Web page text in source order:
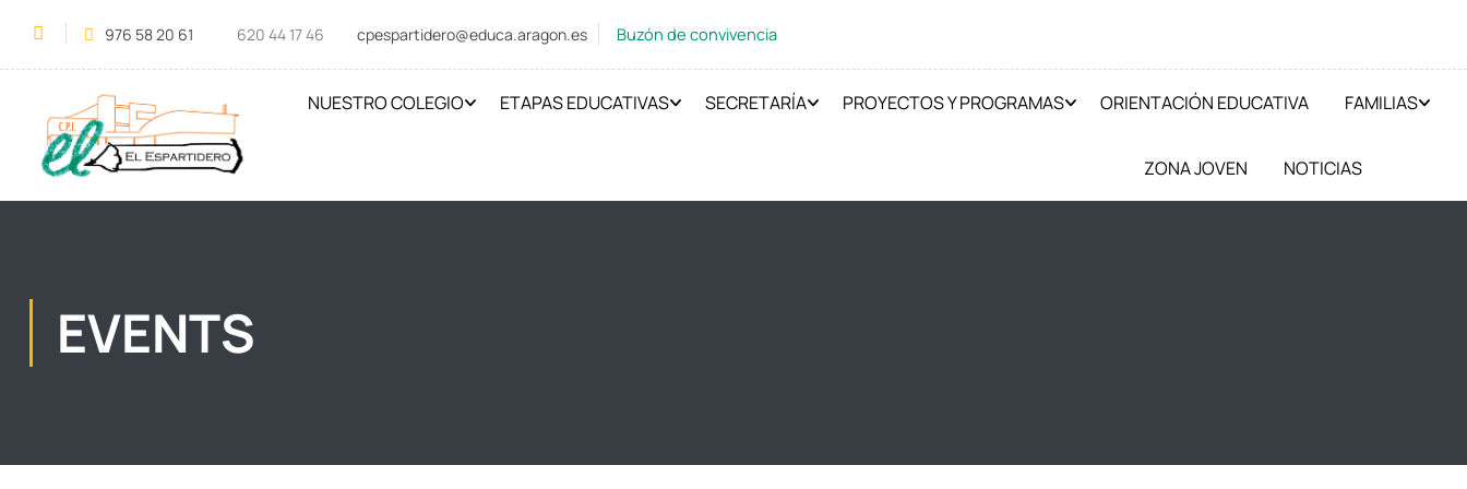
976 58 20 61 620 44 17 46 cpespartidero@educa.aragon.es Buzón de convivencia
NUESTRO COLEGIO ETAPAS EDUCATIVAS SECRETARÍA PROYECTOS Y PROGRAMAS ORIENTACIÓN EDUCATIVA FAMILIAS
ZONA JOVEN NOTICIAS
EVENTS